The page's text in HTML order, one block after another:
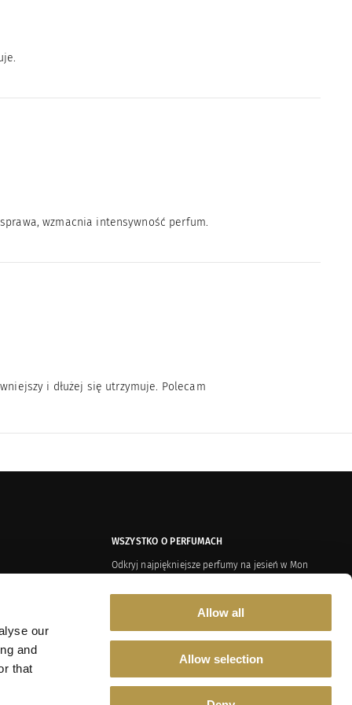
our
and
that
Allow all
Allow selection
wzmacnia intensywność perfum.
i dłużej się utrzymuje. Polecam
Polityka Prywatności
WSZYSTKO O PERFUMACH
Odkryj najpiękniejsze perfumy na jesień w Mon
Dusza Shauran – aromatyczna podróż przez czas i